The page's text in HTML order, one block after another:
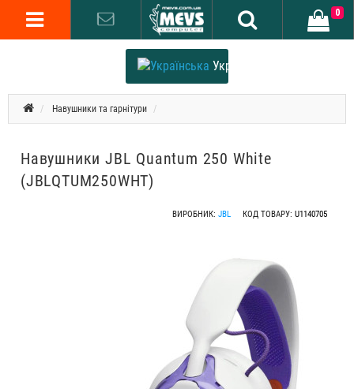
Українська
0
Навушники та гарнітури
Навушники JBL Quantum 250 White
(JBLQTUM250WHT)
ВИРОБНИК: JBL КОД ТОВАРУ: U1140705